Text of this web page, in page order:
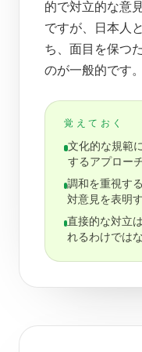
的で対立的な意
ですが、日本人
ち、面目を保つ
のが一般的です。
覚えておく
文化的な規範
するアプロー
調和を重視す
対意見を表明
直接的な対立
れるわけでは